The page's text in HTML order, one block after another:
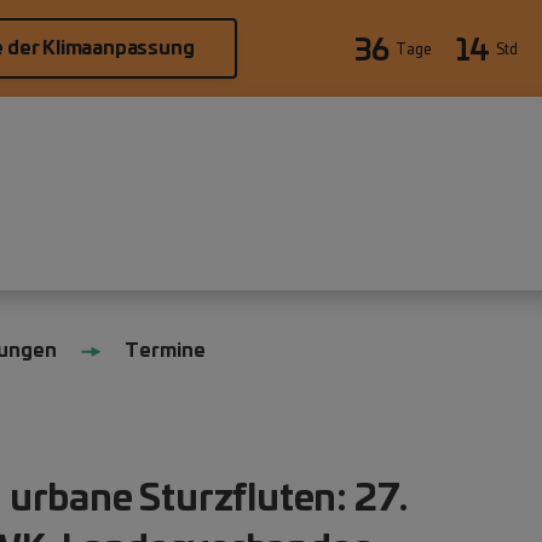
Klimaanpassung
36 Tage 14 Std
Termine
Sturzfluten: 27.